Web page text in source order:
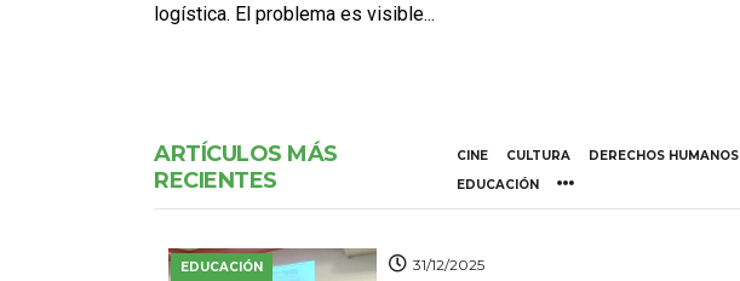
logística. El problema es visible...
ARTÍCULOS MÁS
RECIENTES
CINE CULTURA DERECHOS HUMANOS
EDUCACIÓN
EDUCACIÓN 31/12/2025